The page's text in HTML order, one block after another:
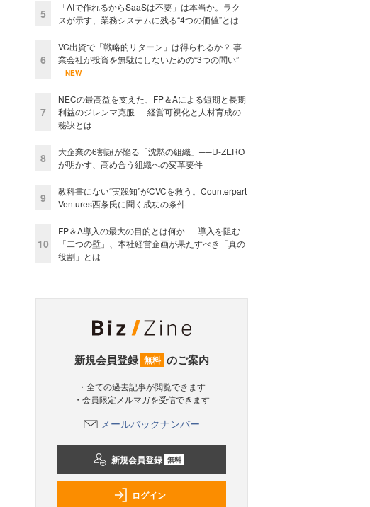
5
「AIで作れるからSaaSは不要」は本当か。ラク
スが示す、業務システムに残る“4つの価値”とは
6
VC出資で「戦略的リターン」は得られるか？ 事
業会社が投資を無駄にしないための“3つの問い”
NEW
7
NECの最高益を支えた、FP＆Aによる短期と長期
利益のジレンマ克服──経営可視化と人材育成の
秘訣とは
8
大企業の6割超が陥る「沈黙の組織」──U-ZERO
が明かす、高め合う組織への変革要件
9
教科書にない“実践知”がCVCを救う。Counterpart
Ventures西条氏に聞く成功の条件
10
FP＆A導入の最大の目的とは何か──導入を阻む
「二つの壁」、本社経営企画が果たすべき「真の
役割」とは
新規会員登録 無料 のご案内
・全ての過去記事が閲覧できます
・会員限定メルマガを受信できます
メールバックナンバー
新規会員登録 無料
ログイン